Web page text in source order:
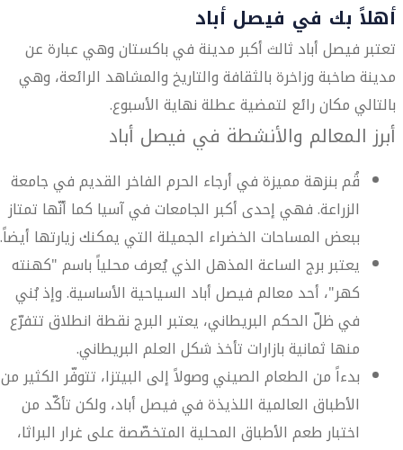
أهلاً بك في فيصل أباد
تعتبر فيصل أباد ثالث أكبر مدينة في باكستان وهي عبارة عن
مدينة صاخبة وزاخرة بالثقافة والتاريخ والمشاهد الرائعة، وهي
بالتالي مكان رائع لتمضية عطلة نهاية الأسبوع.
أبرز المعالم والأنشطة في فيصل أباد
قُم بنزهة مميزة في أرجاء الحرم الفاخر القديم في جامعة
الزراعة. فهي إحدى أكبر الجامعات في آسيا كما أنّها تمتاز
ببعض المساحات الخضراء الجميلة التي يمكنك زيارتها أيضاً.
يعتبر برج الساعة المذهل الذي يُعرف محلياً باسم "كهنته
كهر"، أحد معالم فيصل أباد السياحية الأساسية. وإذ بُني
في ظلّ الحكم البريطاني، يعتبر البرج نقطة انطلاق تتفرّع
منها ثمانية بازارات تأخذ شكل العلم البريطاني.
بدءاً من الطعام الصيني وصولاً إلى البيتزا، تتوفّر الكثير من
الأطباق العالمية اللذيذة في فيصل أباد، ولكن تأكّد من
اختبار طعم الأطباق المحلية المتخصّصة على غرار البراثا،